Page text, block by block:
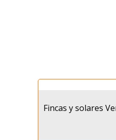
Fincas y solares